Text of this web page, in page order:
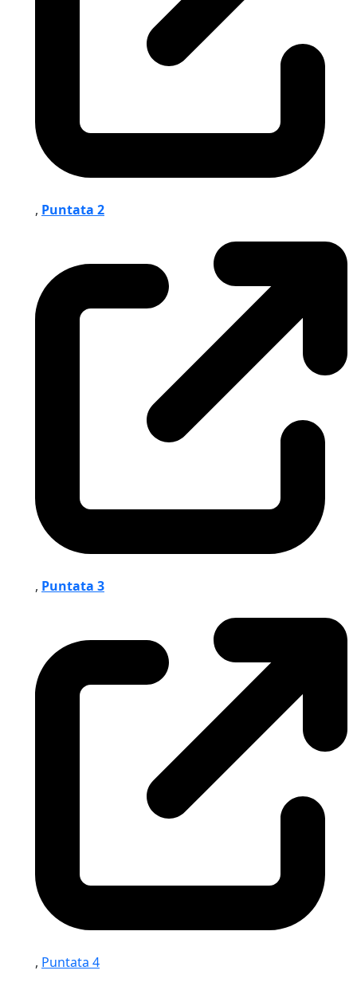
, Puntata 2
, Puntata 3
, Puntata 4